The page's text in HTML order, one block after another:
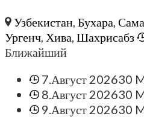
Узбекистан,Бухара,
Ургенч, Хива, Шахрисабз
Ближайший
7.Август 202630
8.Август 202630
9.Август 202630